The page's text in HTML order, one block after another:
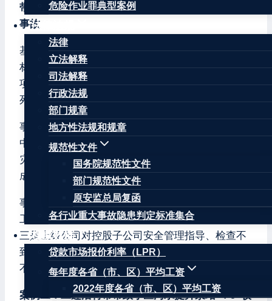
危险作业罪典型案例
法律法规
法律
立法解释
司法解释
行政法规
部门规章
地方性法规和规章
规范性文件
国务院规范性文件
部门规范性文件
原安监总局复函
各行业重大事故隐患判定标准集合
权威数据
贷款市场报价利率（LPR）
每年度各省（市、区）平均工资
2022年度各省（市、区）平均工资
带式焙烧机脱硫脱硝提标改造项目“3·14”较大火灾
事故
基本情况：2022年3月14日，内蒙古包钢稀土钢板
材有限责任公司球团带式焙烧机脱硫脱硝提标改造
项目在检修作业中发生一起较大火灾事故，造成7人
死亡。
事故原因：检维修作业人员在热切割动火作业过程
中，所产生的金属熔渣飞溅至除雾器引发初起火
灾，因未能及时扑灭，火灾烟气窜入脱硫塔内，造
成正在塔内1-3层喷淋层作业的7人中毒窒息死亡。
事故教训：一是事故企业主体责任不落实。二是对
工业领域新兴的BOT模式安全生产职责界定不清。
三是上级公司对控股子公司安全管理指导、检查不
到位。四是属地监管措施缺失，落实属地管理责任
不到位。
案例二：二连浩特市市政小区污水提升泵站“4·9”较